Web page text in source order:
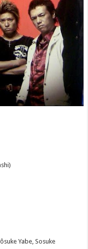
Yabe, Sosuke